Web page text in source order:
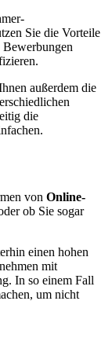
Sie die Vorteile
außerdem die
die
von Online-
ob Sie sogar
einen hohen
mit
In so einem Fall
um nicht